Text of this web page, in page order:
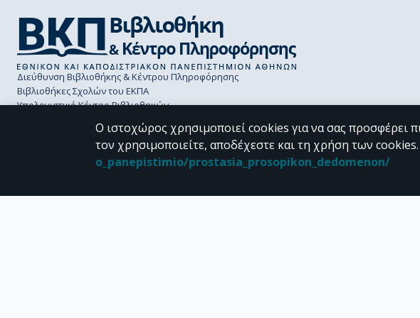
Διεύθυνση Βιβλιοθήκης & Κέντρου Πληροφόρησης
Βιβλιοθήκες Σχολών του ΕΚΠΑ
Υπολογιστικό Κέντρο Βιβλιοθηκών
Ο ιστοχώρος χρησιμοποιεί cookies για να σας προσφέρει
τον χρησιμοποιείτε, αποδέχεστε και τη χρήση των cookies.
o_panepistimio/prostasia_prosopikon_dedomenon/